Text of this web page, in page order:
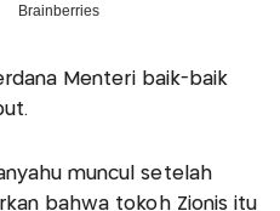
Menteri baik-baik
muncul setelah
bahwa tokoh Zionis itu